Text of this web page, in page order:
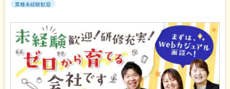
業種未経験歓迎